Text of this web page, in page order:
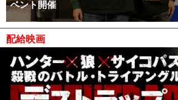
ベント開催
配給映画